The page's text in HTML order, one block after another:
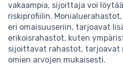
vakaampia, sijoittaja voi
riskiprofiilin.
eri omaisuuseriin, tarjoavat
erikoisrahastot, kuten
sijoittavat rahastot, tarjoavat
omien arvojen mukaisesti.